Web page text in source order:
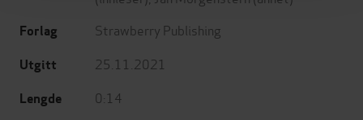
Forlag Strawberry Publishing
Utgitt 25.11.2021
Lengde 0:14